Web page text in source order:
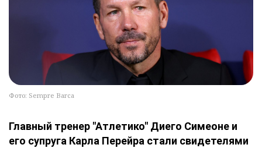
Фото: Sempre Barca
Главный тренер "Атлетико" Диего Симеоне и
его супруга Карла Перейра стали свидетелями